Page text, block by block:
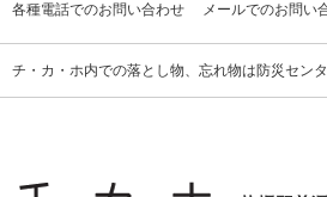
各種電話でのお問い合わせ
メールでのお問い
チ・カ・ホ内での落とし物、忘れ物は防災セン